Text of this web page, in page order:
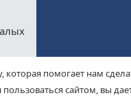
и
помогает нам
сайтом, вы